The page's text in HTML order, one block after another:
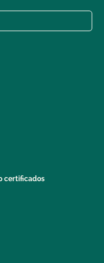
certificados